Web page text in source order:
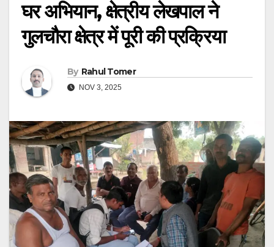
घर अभियान, क्षेत्रीय लेखपाल ने
गुलचौरा क्षेत्र में पूरी की प्रक्रिया
By Rahul Tomer
NOV 3, 2025